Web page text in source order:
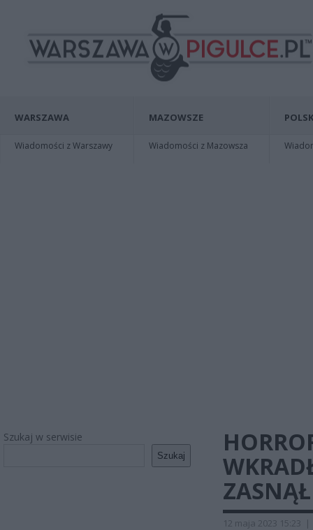
WARSZAWA
Wiadomości z Warszawy
MAZOWSZE
Wiadomości z Mazowsza
Szukaj w serwisie
Szukaj
12 maja 2023 15:23 |